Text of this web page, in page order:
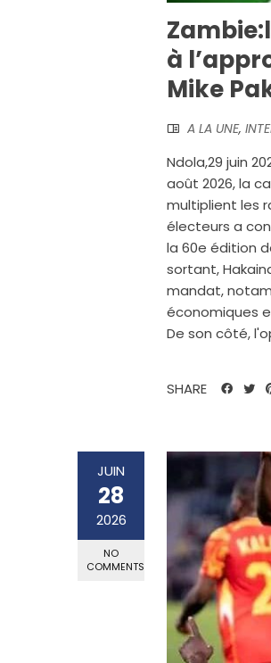
à
Mike
A LA UNE,
Ndola,29 juin
août 2026, la
multiplient les
électeurs a
la 60e édition
sortant,
mandat,
économiques
De son côté,
SHARE
JUIN
28
2026
NO
COMMENTS